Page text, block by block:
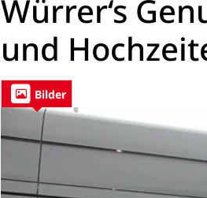
Würrer‘s
und
Bilder